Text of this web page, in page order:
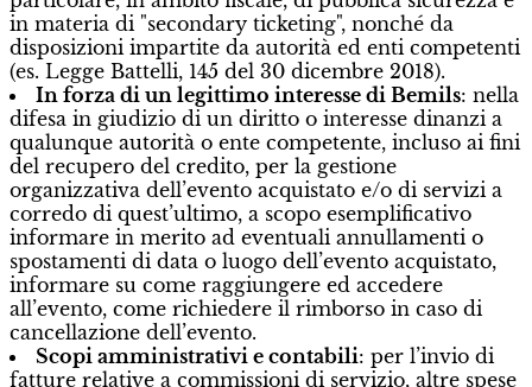
in materia di "secondary ticketing", nonché da
disposizioni impartite da autorità ed enti competenti
(es. Legge Battelli, 145 del 30 dicembre 2018).
In forza di un legittimo interesse di Bemils: nella
difesa in giudizio di un diritto o interesse dinanzi a
qualunque autorità o ente competente, incluso ai fini
del recupero del credito, per la gestione
organizzativa dell’evento acquistato e/o di servizi a
corredo di quest’ultimo, a scopo esemplificativo
informare in merito ad eventuali annullamenti o
spostamenti di data o luogo dell’evento acquistato,
informare su come raggiungere ed accedere
all’evento, come richiedere il rimborso in caso di
cancellazione dell’evento.
Scopi amministrativi e contabili: per l’invio di
fatture relative a commissioni di servizio, altre spese